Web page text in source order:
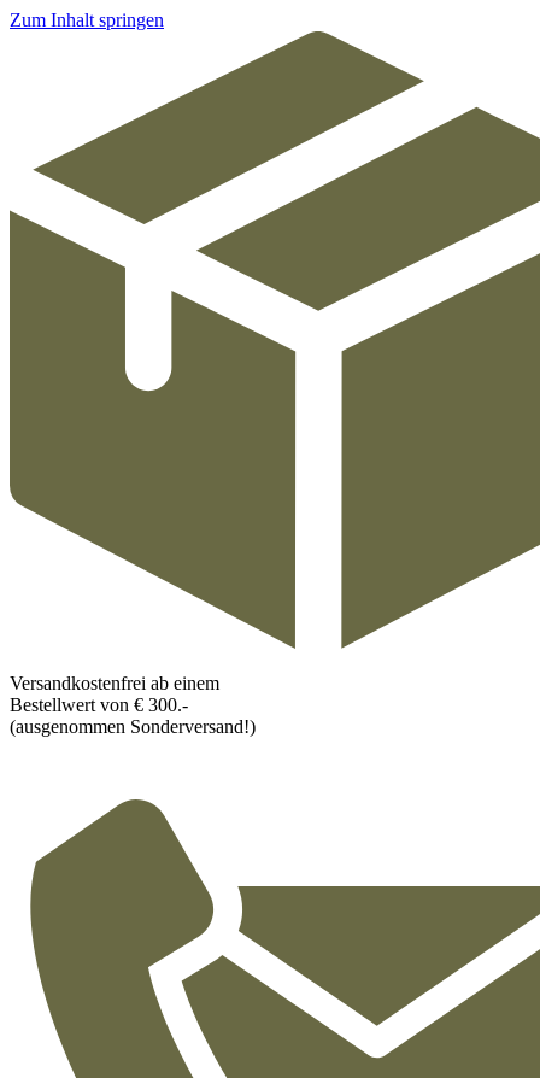
Zum Inhalt springen
Versandkostenfrei ab einem
Bestellwert von € 300.-
(ausgenommen Sonderversand!)